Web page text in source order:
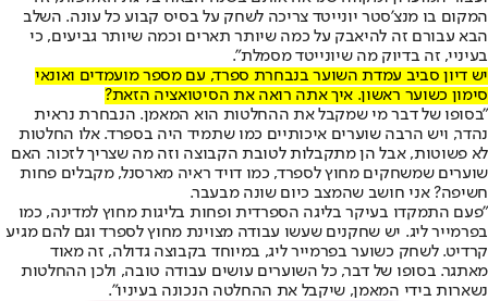
המקום בו מנצ'סטר יונייטד צריכה לשחק על בסיס קבוע כל עונה. השלב
הבא עבורם זה להיאבק על כמה שיותר תארים וכמה שיותר גביעים, כי
בעיניי, זה בדיוק מה שיונייטד מסמלת".
יש דיון סביב עמדת השוער בנבחרת ספרד, עם מספר מועמדים ואונאי
סימון כשוער ראשון. איך אתה רואה את הסיטואציה הזאת?
"בסופו של דבר מי שמקבל את ההחלטות הוא המאמן. הנבחרת נראית
נהדר, ויש הרבה שוערים איכותיים כמו שתמיד היה בספרד. אלו החלטות
לא פשוטות, אבל הן מתקבלות לטובת הקבוצה וזה מה שצריך לזכור. האם
שוערים שמשחקים מחוץ לספרד, כמו דויד ראיה מארסנל, מקבלים פחות
חשיפה? אני חושב שהמצב כיום שונה מבעבר.
"פעם התמקדו בעיקר בליגה הספרדית ופחות בליגות מחוץ למדינה, כמו
בפרמייר ליג. יש שחקנים שעשו עבודה מצוינת מחוץ לספרד וגם להם מגיע
קרדיט. לשחק כשוער בפרמייר ליג, במיוחד בקבוצה גדולה, זה מאוד
מאתגר. בסופו של דבר, כל השוערים עושים עבודה טובה, ולכן ההחלטות
נשארות בידי המאמן, שיקבל את ההחלטה הנכונה בעיניו".